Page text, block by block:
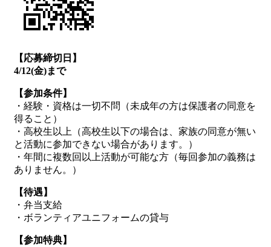
【応募締切日】
4/12(金)まで
【参加条件】
・経験・資格は一切不問（未成年の方は保護者の同意を
得ること）
・高校生以上（高校生以下の場合は、家族の同意が無い
と活動に参加できない場合があります。）
・年間に複数回以上活動が可能な方（毎回参加の義務は
ありません。）
【待遇】
・弁当支給
・ボランティアユニフォームの貸与
【参加特典】